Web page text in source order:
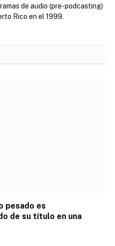
de audio (pre-podcasting)
Rico en el 1999.
pesado es
de su título en una